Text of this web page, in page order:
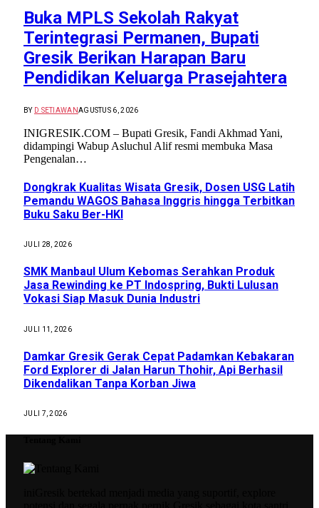
Buka MPLS Sekolah Rakyat
Terintegrasi Permanen, Bupati
Gresik Berikan Harapan Baru
Pendidikan Keluarga Prasejahtera
BY D SETIAWANAGUSTUS 6, 2026
INIGRESIK.COM – Bupati Gresik, Fandi Akhmad Yani,
didampingi Wabup Asluchul Alif resmi membuka Masa
Pengenalan…
Dongkrak Kualitas Wisata Gresik, Dosen USG Latih
Pemandu WAGOS Bahasa Inggris hingga Terbitkan
Buku Saku Ber-HKI
JULI 28, 2026
SMK Manbaul Ulum Kebomas Serahkan Produk
Jasa Rewinding ke PT Indospring, Bukti Lulusan
Vokasi Siap Masuk Dunia Industri
JULI 11, 2026
Damkar Gresik Gerak Cepat Padamkan Kebakaran
Ford Explorer di Jalan Harun Thohir, Api Berhasil
Dikendalikan Tanpa Korban Jiwa
JULI 7, 2026